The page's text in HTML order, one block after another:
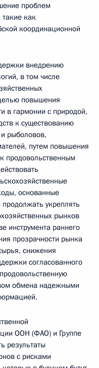
проблем
такие как
координационной
внедрению
в том числе
повышения
в гармонии с природой,
к существованию
рыболовов,
путем повышения
продовольственным
основанные
укреплять
рынков
инструмента раннего
прозрачности рынка
снижения
согласованного
обмена надежными
ООН (ФАО) и Группе
результаты
с рисками